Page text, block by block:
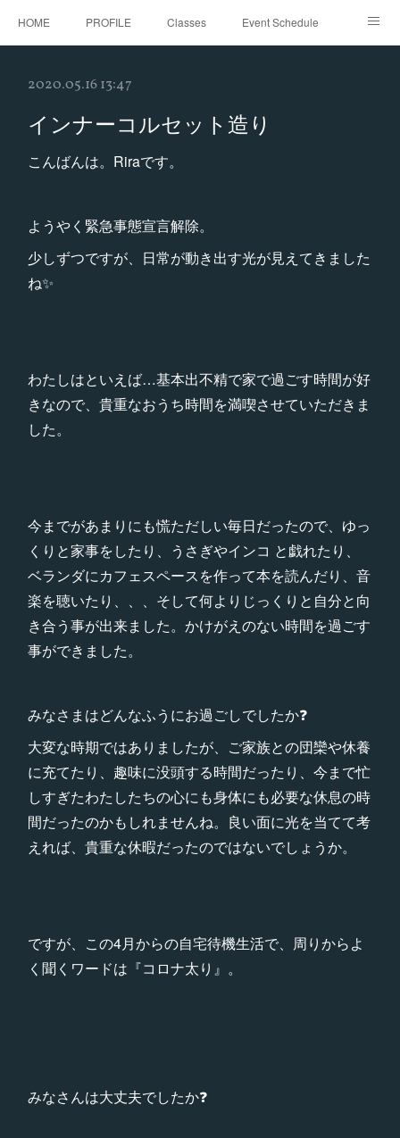
HOME PROFILE Classes Event Schedule
2020.05.16 13:47
インナーコルセット造り
こんばんは。Riraです。
ようやく緊急事態宣言解除。
少しずつですが、日常が動き出す光が見えてきました
ね✨
わたしはといえば…基本出不精で家で過ごす時間が好
きなので、貴重なおうち時間を満喫させていただきま
した。
今までがあまりにも慌ただしい毎日だったので、ゆっ
くりと家事をしたり、うさぎやインコ と戯れたり、
ベランダにカフェスペースを作って本を読んだり、音
楽を聴いたり、、、そして何よりじっくりと自分と向
き合う事が出来ました。かけがえのない時間を過ごす
事ができました。
みなさまはどんなふうにお過ごしでしたか❓
大変な時期ではありましたが、ご家族との団欒や休養
に充てたり、趣味に没頭する時間だったり、今まで忙
しすぎたわたしたちの心にも身体にも必要な休息の時
間だったのかもしれませんね。良い面に光を当てて考
えれば、貴重な休暇だったのではないでしょうか。
ですが、この4月からの自宅待機生活で、周りからよ
く聞くワードは『コロナ太り』。
みなさんは大丈夫でしたか❓